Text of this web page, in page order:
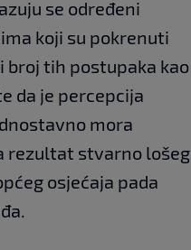
se određeni
koji su pokrenuti
broj tih postupaka kao
da je percepcija
mora
rezultat stvarno lošeg
osjećaja pada